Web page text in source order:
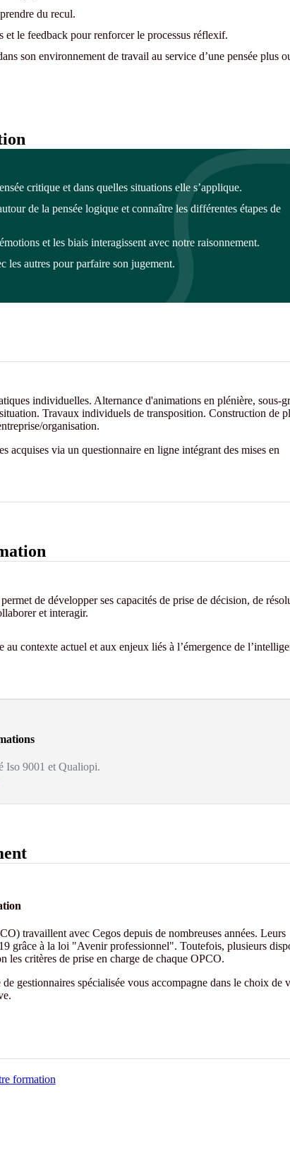
du recul.
et le feedback pour renforcer le processus réflexif.
son environnement de travail au service d’une pensée plus
critiqueet dans quelles situations elle s’applique.
de la pensée logiqueet connaître les différentes étapes de
etlesbiais interagissentavec notre raisonnement.
les autrespour parfaire son jugement.
individuelles. Alternance d'animations en plénière, sous-
Travaux individuels de transposition. Construction de
organisation.
acquises via un questionnaire en ligne intégrant des mises en
de développer ses capacités de prise de décision, de
et interagir.
au contexte actuelet aux enjeux liés à l’émergence de
Iso 9001 et Qualiopi.
travaillent avec Cegos depuis de nombreuses années. Leurs
grâce à la loi "Avenir professionnel". Toutefois, plusieurs
les critères de prise en charge de chaque OPCO.
gestionnaires spécialisée vous accompagne dans le choix de
formation